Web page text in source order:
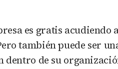
es gratis acudiendo
también puede ser
dentro de su